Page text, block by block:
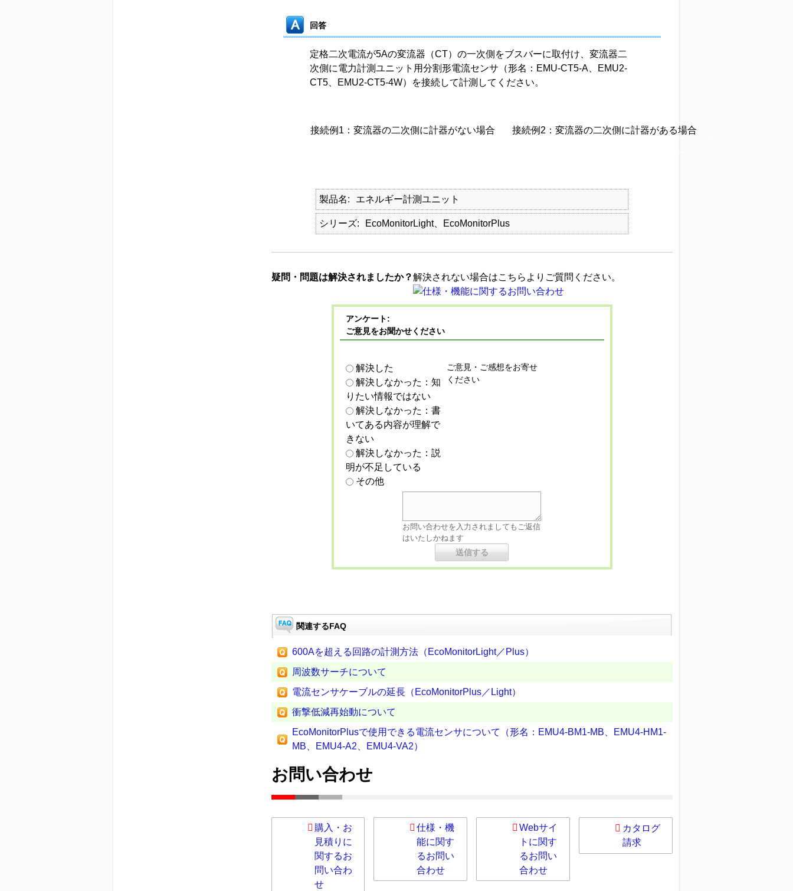
回答
定格二次電流が5Aの変流器（CT）の一次側をブスバーに取付け、変流器二
次側に電力計測ユニット用分割形電流センサ（形名：EMU-CT5-A、EMU2-
CT5、EMU2-CT5-4W）を接続して計測してください。
接続例1：変流器の二次側に計器がない場合 接続例2：変流器の二次側に計器がある場合
製品名 エネルギー計測ユニット
シリーズ EcoMonitorLight、EcoMonitorPlus
疑問・問題は解決されましたか？解決されない場合はこちらよりご質問ください。
アンケート:
ご意見をお聞かせください
解決した
解決しなかった：知
りたい情報ではない
解決しなかった：書
いてある内容が理解で
きない
解決しなかった：説
明が不足している
その他
ご意見・ご感想をお寄せ
ください
お問い合わせを入力されましてもご返信
はいたしかねます
関連するFAQ
600Aを超える回路の計測方法（EcoMonitorLight／Plus）
周波数サーチについて
電流センサケーブルの延長（EcoMonitorPlus／Light）
衝撃低減再始動について
EcoMonitorPlusで使用できる電流センサについて（形名：EMU4-BM1-MB、EMU4-HM1-
MB、EMU4-A2、EMU4-VA2）
お問い合わせ
購入・お
見積りに
関するお
問い合わ
せ
仕様・機
能に関す
るお問い
合わせ
Webサイ
トに関す
るお問い
合わせ
カタログ
請求